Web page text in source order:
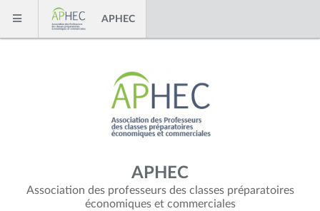
Skip to content
Menu
APHEC
APHEC
Association des professeurs des classes préparatoires
économiques et commerciales